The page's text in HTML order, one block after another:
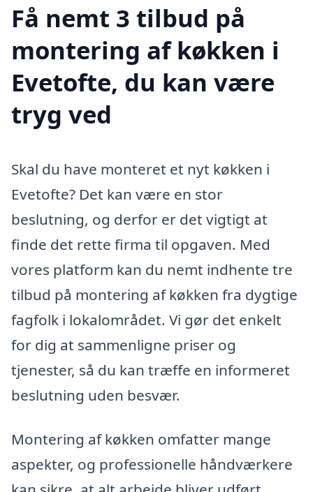
Få nemt 3 tilbud på
montering af køkken i
Evetofte, du kan være
tryg ved
Skal du have monteret et nyt køkken i
Evetofte? Det kan være en stor
beslutning, og derfor er det vigtigt at
finde det rette firma til opgaven. Med
vores platform kan du nemt indhente tre
tilbud på montering af køkken fra dygtige
fagfolk i lokalområdet. Vi gør det enkelt
for dig at sammenligne priser og
tjenester, så du kan træffe en informeret
beslutning uden besvær.
Montering af køkken omfatter mange
aspekter, og professionelle håndværkere